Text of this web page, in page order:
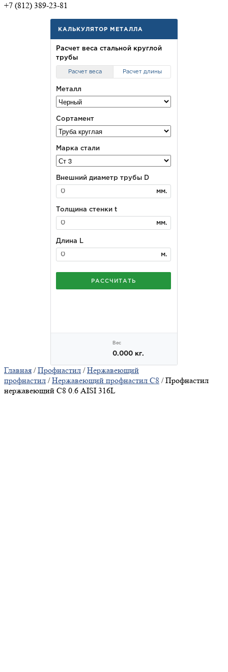
+7 (812) 389-23-81
Главная /Профнастил /Нержавеющий
профнастил /Нержавеющий профнастил С8 / Профнастил
нержавеющий С8 0.6 AISI 316L